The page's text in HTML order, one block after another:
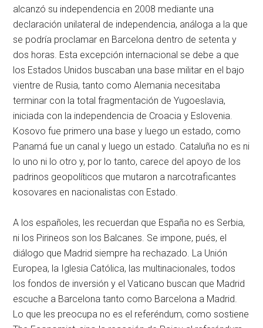
alcanzó su independencia en 2008 mediante una
declaración unilateral de independencia, análoga a la que
se podría proclamar en Barcelona dentro de setenta y
dos horas. Esta excepción internacional se debe a que
los Estados Unidos buscaban una base militar en el bajo
vientre de Rusia, tanto como Alemania necesitaba
terminar con la total fragmentación de Yugoeslavia,
iniciada con la independencia de Croacia y Eslovenia.
Kosovo fue primero una base y luego un estado, como
Panamá fue un canal y luego un estado. Cataluña no es ni
lo uno ni lo otro y, por lo tanto, carece del apoyo de los
padrinos geopolíticos que mutaron a narcotraficantes
kosovares en nacionalistas con Estado.
A los españoles, les recuerdan que España no es Serbia,
ni los Pirineos son los Balcanes. Se impone, pués, el
diálogo que Madrid siempre ha rechazado. La Unión
Europea, la Iglesia Católica, las multinacionales, todos
los fondos de inversión y el Vaticano buscan que Madrid
escuche a Barcelona tanto como Barcelona a Madrid.
Lo que les preocupa no es el referéndum, como sostiene